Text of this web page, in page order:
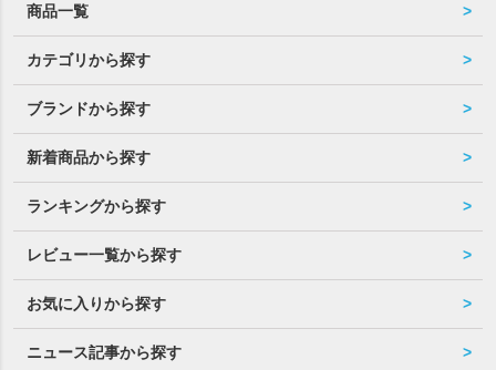
商品一覧
カテゴリから探す
ブランドから探す
新着商品から探す
ランキングから探す
レビュー一覧から探す
お気に入りから探す
ニュース記事から探す